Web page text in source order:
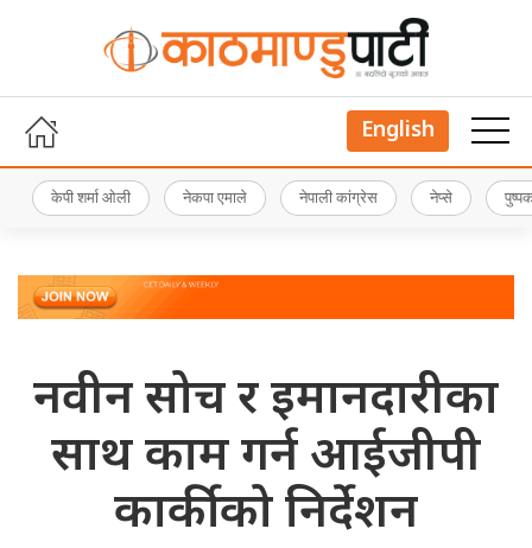
English
केपी शर्मा ओली नेकपा एमाले नेपाली कांग्रेस नेप्से
नवीन सोच र इमानदारीका
साथ काम गर्न आईजीपी
कार्कीको निर्देशन